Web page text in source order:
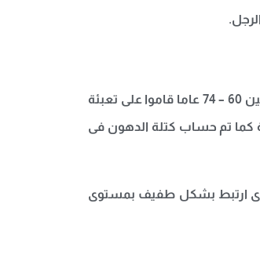
وبحسب ما نشره موقع “العربية” فان الدراسةالتى تم اجراؤها فى جامعة أودنسى والتى شملت على 598 رجلا دنماركيا تتراوح اعمارهم بين 60 – 74 عاما قاموا على تعبئة
كما تم حساب كتلة الدهون فى
الذى ارتبط بشكل طفيف بمستوى